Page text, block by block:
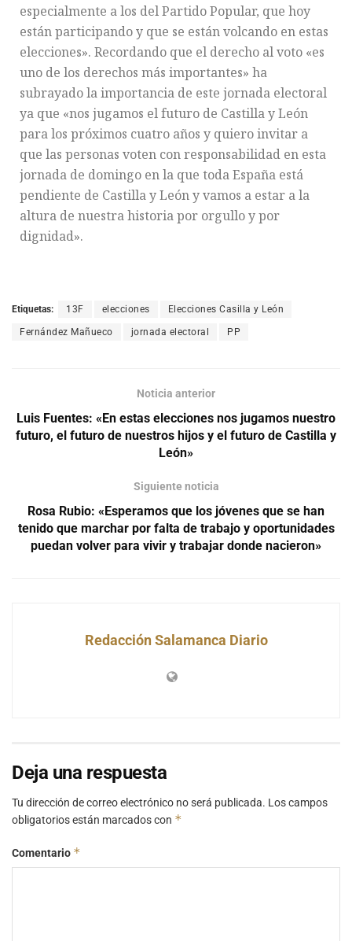
especialmente a los del Partido Popular, que hoy
están participando y que se están volcando en estas
elecciones». Recordando que el derecho al voto «es
uno de los derechos más importantes» ha
subrayado la importancia de este jornada electoral
ya que «nos jugamos el futuro de Castilla y León
para los próximos cuatro años y quiero invitar a
que las personas voten con responsabilidad en esta
jornada de domingo en la que toda España está
pendiente de Castilla y León y vamos a estar a la
altura de nuestra historia por orgullo y por
dignidad».
Etiquetas: 13F elecciones Elecciones Casilla y León
Fernández Mañueco jornada electoral PP
Noticia anterior
Luis Fuentes: «En estas elecciones nos jugamos nuestro
futuro, el futuro de nuestros hijos y el futuro de Castilla y
León»
Siguiente noticia
Rosa Rubio: «Esperamos que los jóvenes que se han
tenido que marchar por falta de trabajo y oportunidades
puedan volver para vivir y trabajar donde nacieron»
Redacción Salamanca Diario
Deja una respuesta
Tu dirección de correo electrónico no será publicada. Los campos
obligatorios están marcados con *
Comentario *